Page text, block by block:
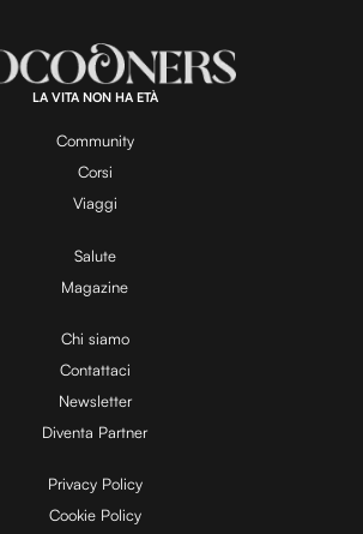
a
y
V
i
d
e
:
1
0
0
.
0
LA VITA NON HA ETÀ
Community
Corsi
Viaggi
Salute
Magazine
Chi siamo
Contattaci
Newsletter
Diventa Partner
Privacy Policy
Cookie Policy